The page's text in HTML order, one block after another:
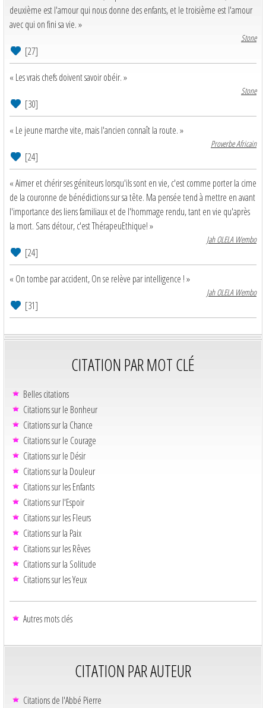
deuxième est l'amour qui nous donne des enfants, et le troisième est l'amour
avec qui on fini sa vie. »
Stone
[27]
« Les vrais chefs doivent savoir obéir. »
Stone
[30]
« Le jeune marche vite, mais l'ancien connaît la route. »
Proverbe Africain
[24]
« Aimer et chérir ses géniteurs lorsqu'ils sont en vie, c'est comme porter la cime
de la couronne de bénédictions sur sa tête. Ma pensée tend à mettre en avant
l'importance des liens familiaux et de l'hommage rendu, tant en vie qu'après
la mort. Sans détour, c'est ThérapeuEthique! »
Jah OLELA Wembo
[24]
« On tombe par accident, On se relève par intelligence ! »
Jah OLELA Wembo
[31]
CITATION PAR MOT CLÉ
Belles citations
Citations sur le Bonheur
Citations sur la Chance
Citations sur le Courage
Citations sur le Désir
Citations sur la Douleur
Citations sur les Enfants
Citations sur l'Espoir
Citations sur les Fleurs
Citations sur la Paix
Citations sur les Rêves
Citations sur la Solitude
Citations sur les Yeux
Autres mots clés
CITATION PAR AUTEUR
Citations de l'Abbé Pierre